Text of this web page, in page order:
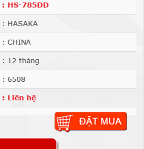
: HS-785DD
: HASAKA
: CHINA
: 12 tháng
: 6508
: Liên hệ